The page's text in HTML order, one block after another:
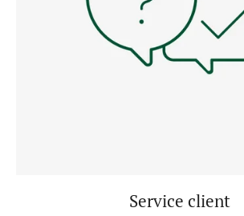
Service client